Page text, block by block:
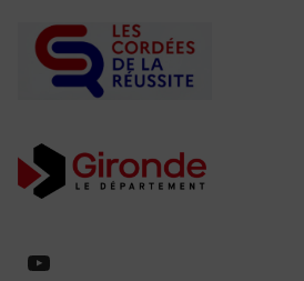
https://